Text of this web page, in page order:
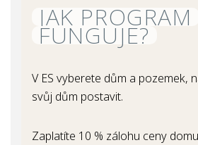
JAK PROGRAM
FUNGUJE?
V ES vyberete dům a pozemek,
svůj dům postavit.
Zaplatíte 10 % zálohu ceny